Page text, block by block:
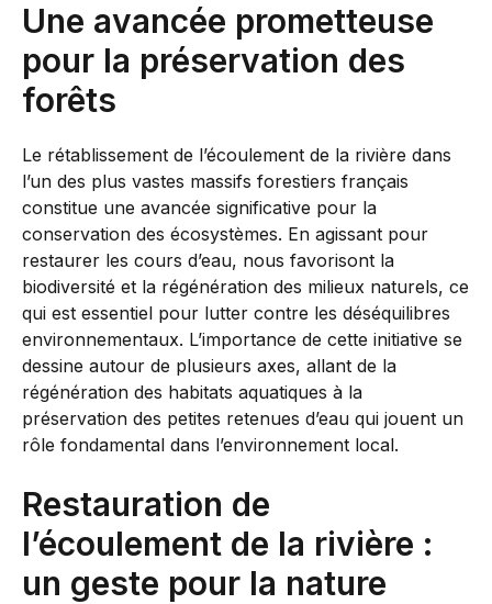
Une avancée prometteuse
pour la préservation des
forêts
Le rétablissement de l’écoulement de la rivière dans
l’un des plus vastes massifs forestiers français
constitue une avancée significative pour la
conservation des écosystèmes. En agissant pour
restaurer les cours d’eau, nous favorisont la
biodiversité et la régénération des milieux naturels, ce
qui est essentiel pour lutter contre les déséquilibres
environnementaux. L’importance de cette initiative se
dessine autour de plusieurs axes, allant de la
régénération des habitats aquatiques à la
préservation des petites retenues d’eau qui jouent un
rôle fondamental dans l’environnement local.
Restauration de
l’écoulement de la rivière :
un geste pour la nature